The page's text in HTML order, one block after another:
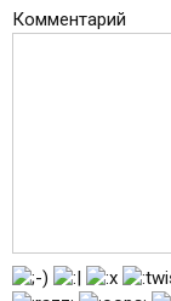
Комментарий